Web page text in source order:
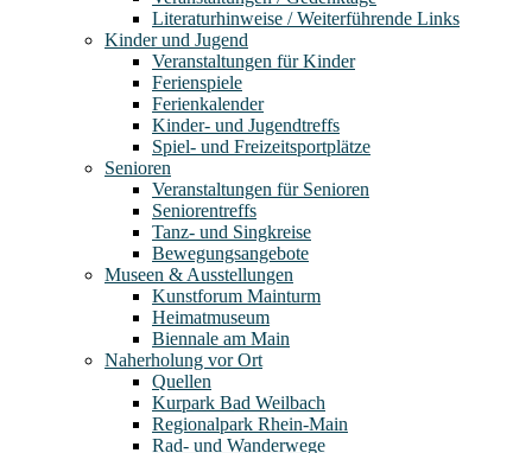
Literaturhinweise / Weiterführende Links
Kinder und Jugend
Veranstaltungen für Kinder
Ferienspiele
Ferienkalender
Kinder- und Jugendtreffs
Spiel- und Freizeitsportplätze
Senioren
Veranstaltungen für Senioren
Seniorentreffs
Tanz- und Singkreise
Bewegungsangebote
Museen & Ausstellungen
Kunstforum Mainturm
Heimatmuseum
Biennale am Main
Naherholung vor Ort
Quellen
Kurpark Bad Weilbach
Regionalpark Rhein-Main
Rad- und Wanderwege